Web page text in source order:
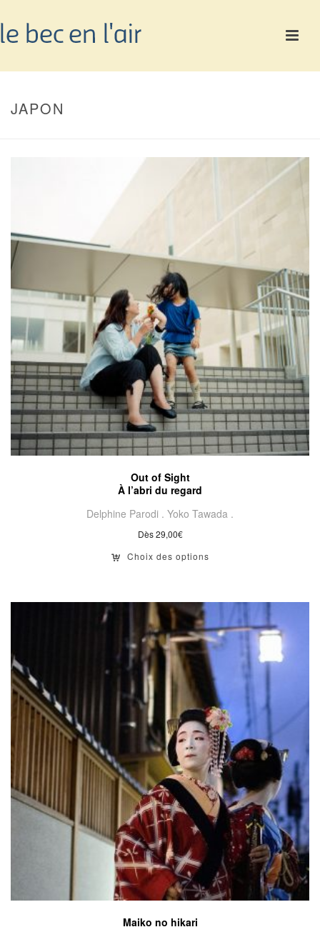
JAPON
Out of Sight
À l’abri du regard
Delphine Parodi . Yoko Tawada .
Dès29,00€
Choix des options
Maiko no hikari